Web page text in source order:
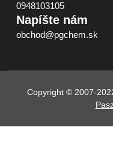
0948103105
Napíšte nám
obchod@pgchem.sk
Copyright © 2007-